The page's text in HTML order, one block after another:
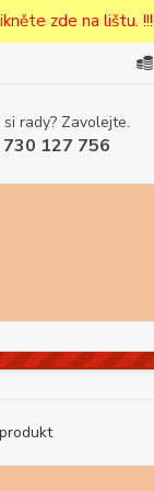
zde na lištu. !!!
rady? Zavolejte.
127 756
v